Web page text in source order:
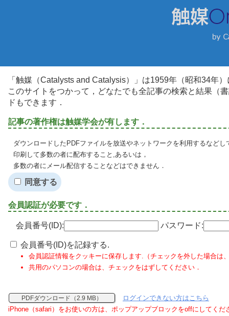
「触媒（Catalysts and Catalysis）」は1959年（昭和34年
このサイトをつかって，どなたでも全記事の検索と結果（
ドもできます．
記事の著作権は触媒学会が有します．
ダウンロードしたPDFファイルを放送やネットワークを利用するなど
印刷して多数の者に配布すること,あるいは，
多数の者にメール配信することなどはできません．
同意する
会員認証が必要です．
会員番号(ID): パスワード:
会員番号(ID)を記録する.
会員認証情報をクッキーに保存します.（チェックを外した場合は
共用のパソコンの場合は、チェックをはずしてください．
PDFダウンロード（2.9 MB）
ログインできない方はこちら
iPhone（safari）をお使いの方は、ポップアップブロックをoffにしてくだ